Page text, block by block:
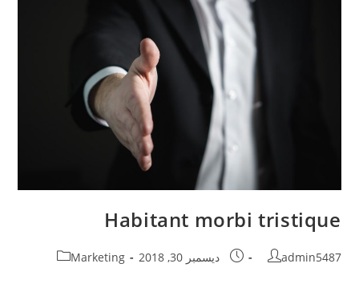
Habitant morbi tristique
Post
admin5487
Post
ديسمبر 30, 2018
Post
Marketing